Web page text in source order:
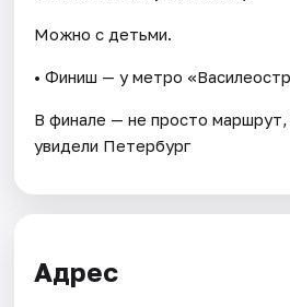
Можно с детьми.
• Финиш — у метро
В финале — не просто маршрут,
увидели Петербург
Адрес